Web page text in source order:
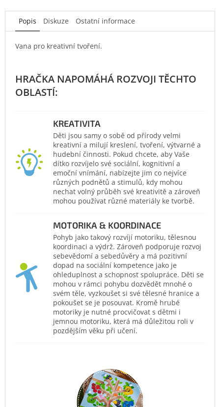
Popis Diskuze Ostatní informace
Vana pro kreativní tvoření.
KREATIVITA
Děti jsou samy o sobě od přírody velmi
kreativní a milují kreslení, tvoření, výtvarné a
hudební činnosti. Pokud chcete, aby Vaše
dítko rozvíjelo své sociální, kognitivní a
emoční vnímání, nabízejte jim co nejvíce
různých podnětů a stimulů, kdy mohou
nechat volný průběh své kreativitě a zároveň
mohou používat různé materiály ke tvorbě.
MOTORIKA & KOORDINACE
Pohyb jako takový rozvíjí motoriku, tělesnou
koordinaci a výdrž. Zároveň podporuje rozvoj
sebevědomí a sebedůvěry a má pozitivní
dopad na sociální kompetence jako je
ohleduplnost a schopnost spolupráce. Děti se
mohou v rámci pohybu dozvědět mnohé o
svém těle, vyzkoušet si své tělesné hranice a
pokoušet se je posouvat. Kromě hrubé
motoriky je nutné procvičovat s dětmi i
jemnou motoriku, která má důležitou roli v
pozdějším věku při učení.